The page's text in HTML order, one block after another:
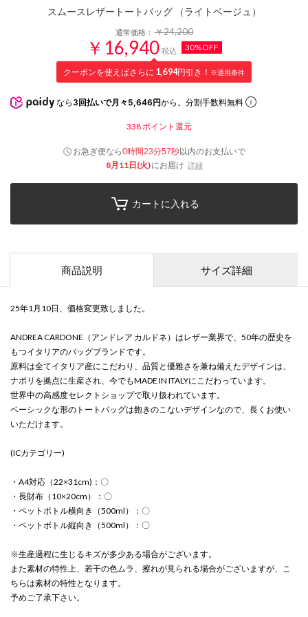
スムースレザートートバッグ （ライトベージュ）
通常価格：￥24,200
￥16,940 税込 30%OFF
クーポンを使えばさらに 1,694円引き！ ※適用条件
なら 3回払いで月々5,646円から。分割手数料無料
338 ポイント還元
お急ぎ便なら0時間23分57秒以内のお支払いで
8月11日(火)にお届け 詳細
カートに入れる
商品説明 サイズ詳細
25年1月10日、価格変更致しました。
ANDREA CARDONE（アンドレア カルドネ）はレザー業界で、50年の歴史を
もつイタリアのバッグブランドです。
原料は全てイタリア産にこだわり、品質と優雅さを兼ね備えたデザインは、
ナポリを拠点に生産され、今でもMADE IN ITALYにこだわっています。
世界中の高感度セレクトショップで取り扱われています。
ベーシックな形のトートバッグは飽きのこないデザインなので、長くお使い
いただけます。
(ICカテゴリー)
・A4対応（22×31cm)：〇
・長財布（10×20cm）：〇
・ペットボトル横向き（500ml）：〇
・ペットボトル縦向き（500ml）：〇
※生産過程に生じるキズが多少ある場合がございます。
また素材の特性上、若干の色ムラ、擦れが見られる場合がございますが、こ
ちらは素材の特性となります。
予めご了承下さい。